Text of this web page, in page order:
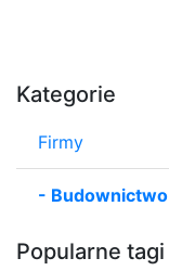
Kategorie
Firmy
- Budownictwo
Popularne tagi